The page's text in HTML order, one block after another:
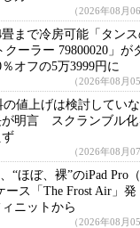
（2026年08月06
まで冷房可能「タン
ーラー 79800020」が
オフの5万3999円に
（2026年08月05
の値上げは検討していな
明言 スクランブル化
（2026年08月07
“ほぼ、裸”のiPad Pro
ース「The Frost Air」発
ニットから
（2026年08月05